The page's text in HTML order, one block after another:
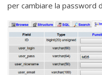
per cambiare la password